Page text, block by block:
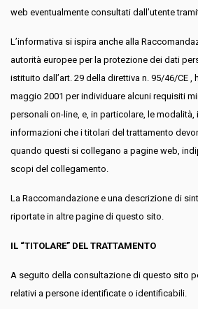
web eventualmente consultati dall’utente
L’informativa si ispira anche alla
autorità europee per la protezione dei dati
istituito dall’art. 29 della direttiva n. 95/46/CE ,
maggio 2001 per individuare alcuni requisiti
personali on-line, e, in particolare, le modalità,
informazioni che i titolari del trattamento
quando questi si collegano a pagine web,
scopi del collegamento.
La Raccomandazione e una descrizione di
riportate in altre pagine di questo sito.
IL “TITOLARE” DEL TRATTAMENTO
A seguito della consultazione di questo sito
relativi a persone identificate o identificabili.